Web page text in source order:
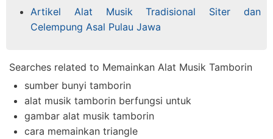
Artikel Alat Musik Tradisional Siter dan
Celempung Asal Pulau Jawa
Searches related to Memainkan Alat Musik Tamborin
sumber bunyi tamborin
alat musik tamborin berfungsi untuk
gambar alat musik tamborin
cara memainkan triangle